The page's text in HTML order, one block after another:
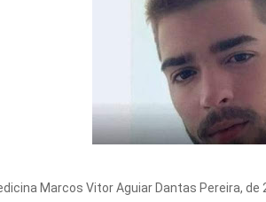
Marcos Vitor Aguiar Dantas Pereira,